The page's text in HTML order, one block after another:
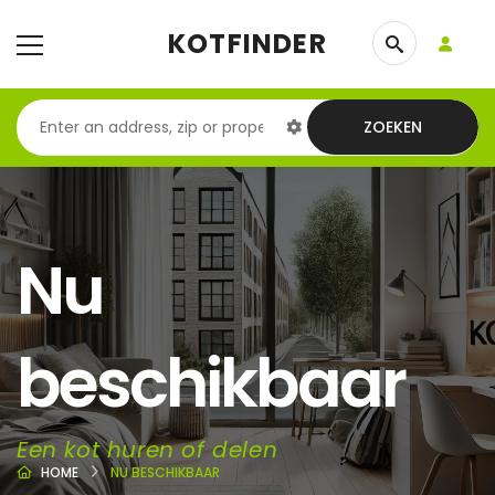
KOTFINDER
ZOEKEN
Nu
beschikbaar
Een kot huren of delen
HOME NU BESCHIKBAAR